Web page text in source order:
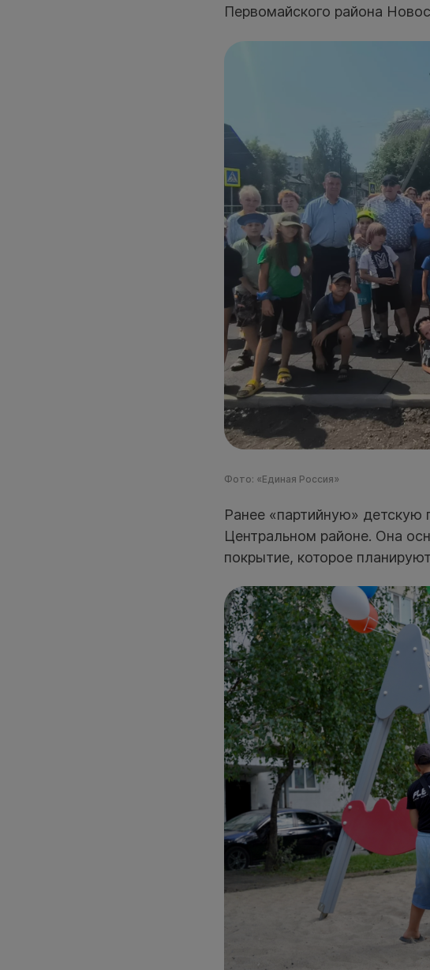
Первомайского района
Фото: «Единая Россия»
Ранее «партийную»
Центральном районе. Она
покрытие, которое